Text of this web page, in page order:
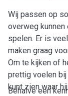
Wij passen op
overweg kunnen
spelen. Er is
maken graag
Om te kijken of
prettig voelen
kunt zien waar
Behalve een